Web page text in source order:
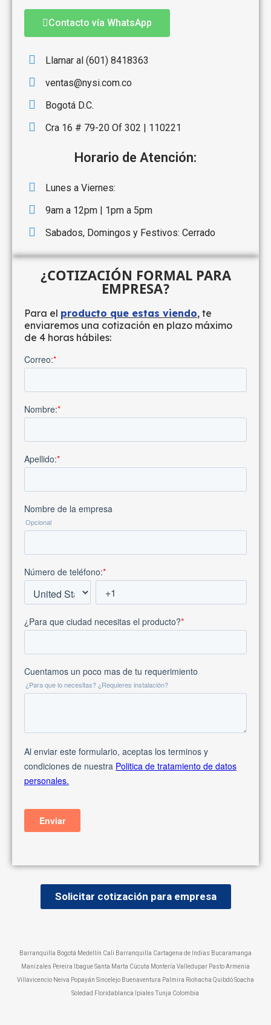
Contacto vía WhatsApp
Llamar al (601) 8418363
ventas@nysi.com.co
Bogotá D.C.
Cra 16 # 79-20 Of 302 | 110221
Horario de Atención:
Lunes a Viernes:
9am a 12pm | 1pm a 5pm
Sabados, Domingos y Festivos: Cerrado
¿COTIZACIÓN FORMAL PARA
EMPRESA?
Para el producto que estas viendo, te
enviaremos una cotización en plazo máximo
de 4 horas hábiles:
Solicitar cotización para empresa
Barranquilla Bogotá Medellín Cali Barranquilla Cartagena de Indias Bucaramanga
Manizales Pereira Ibague Santa Marta Cúcuta Montería Valledupar Pasto Armenia
Villavicencio Neiva Popayán Sincelejo Buenaventura Palmira Riohacha Quibdó Soacha
Soledad Floridablanca Ipiales Tunja Colombia